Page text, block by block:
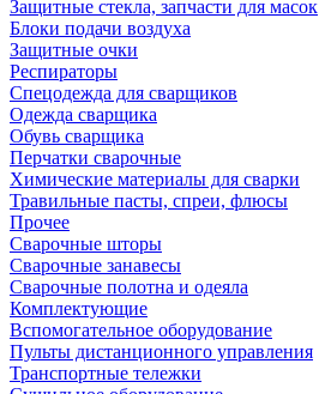
Защитные стекла, запчасти для масок
Блоки подачи воздуха
Защитные очки
Респираторы
Спецодежда для сварщиков
Одежда сварщика
Обувь сварщика
Перчатки сварочные
Химические материалы для сварки
Травильные пасты, спреи, флюсы
Прочее
Сварочные шторы
Сварочные занавесы
Сварочные полотна и одеяла
Комплектующие
Вспомогательное оборудование
Пульты дистанционного управления
Транспортные тележки